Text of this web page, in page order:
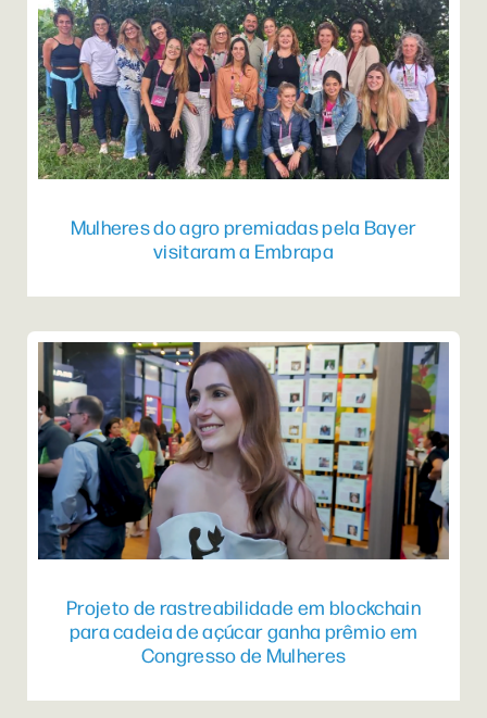
Mulheres do agro premiadas pela Bayer
visitaram a Embrapa
Projeto de rastreabilidade em blockchain
para cadeia de açúcar ganha prêmio em
Congresso de Mulheres